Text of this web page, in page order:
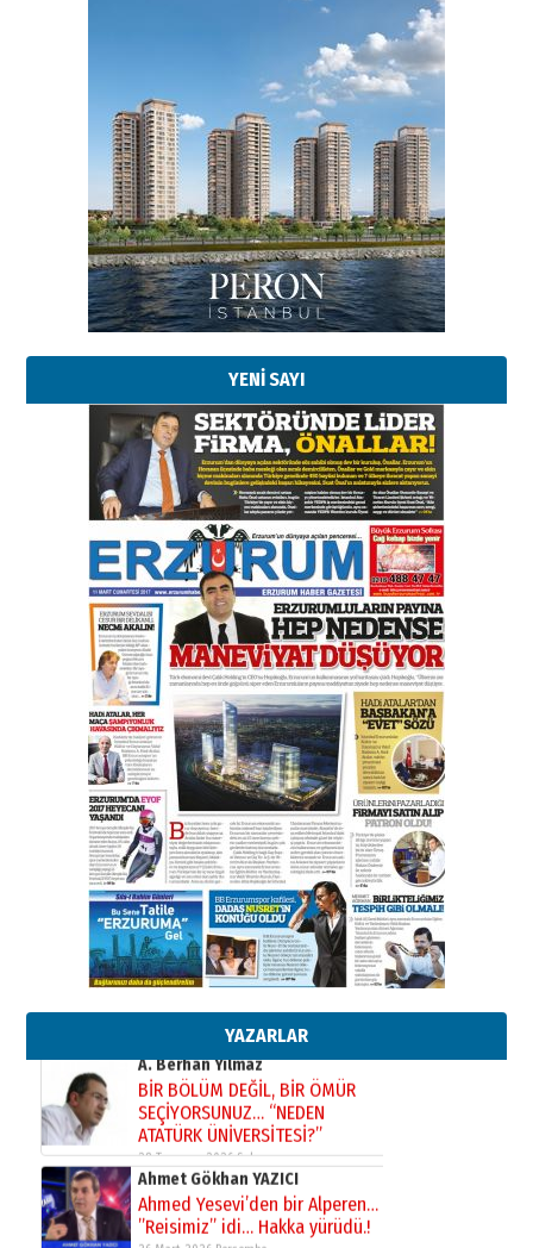
YENİ SAYI
YAZARLAR
Esat BİNDESEN
Başkan Sekmen’den Erzurum’a
bir vizyon proje daha!
02 Ağustos 2026 Pazar
Kadir SABUNCUOĞLU
Erzurumspor’un köşe taşları
29 Haziran 2026 Pazartesi
Kenan GÜLERCİ
Murat Şahsuvaroğlu ERKON’da
çıtayı yukarı taşırken,
yönetimdekiler aşağı
çekmemeli!
17 Şubat 2026 SalıOrhan BOZKURT
Bir fotoğraf, bir şehir, bir
gazeteci… Dizginler kimin
elinde?
31 Mart 2026 Salı
A. Berhan Yılmaz
BİR BÖLÜM DEĞİL, BİR ÖMÜR
SEÇİYORSUNUZ… “NEDEN
ATATÜRK ÜNİVERSİTESİ?”
28 Temmuz 2026 Salı
Ahmet Gökhan YAZICI
Ahmed Yesevi’den bir Alperen…
”Reisimiz” idi… Hakka yürüdü.!
26 Mart 2026 Perşembe
Cem Bakırcı
Ardında bıraktığı hatıralarıyla
gönül adamı Faruk Terzioğlu!
13 Mayıs 2026 Çarşamba
Esat BİNDESEN
Başkan Sekmen’den Erzurum’a
bir vizyon proje daha!
02 Ağustos 2026 Pazar
Kadir SABUNCUOĞLU
Erzurumspor’un köşe taşları
29 Haziran 2026 Pazartesi
Kenan GÜLERCİ
Murat Şahsuvaroğlu ERKON’da
çıtayı yukarı taşırken,